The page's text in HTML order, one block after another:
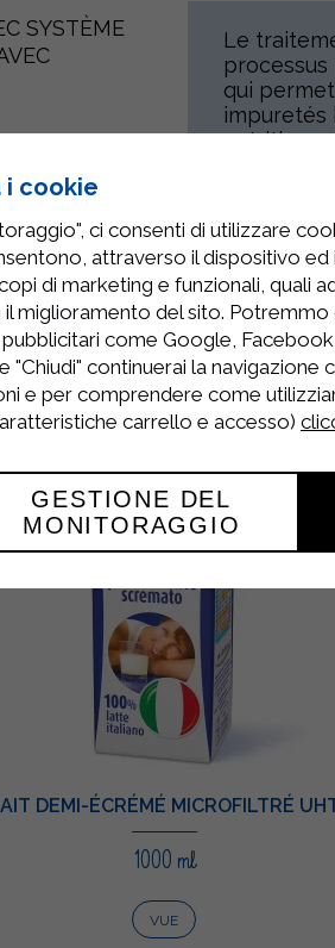
SYSTÈME
de lait (y
Le
qui
impuretés
en
DEMI-ÉCRÉMÉ MICROFILTRÉ
1000 ml
VUE
i cookie
ci consenti di utilizzare
attraverso il dispositivo
di marketing e funzionali, quali
il miglioramento del sito.
come Google,
"Chiudi" continuerai la
e per comprendere come
carrello e accesso)
GESTIONE DEL
MONITORAGGIO